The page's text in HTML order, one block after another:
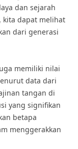
dan sejarah
kita dapat melihat
dari generasi
memiliki nilai
data dari
tangan di
yang signifikan
betapa
menggerakkan